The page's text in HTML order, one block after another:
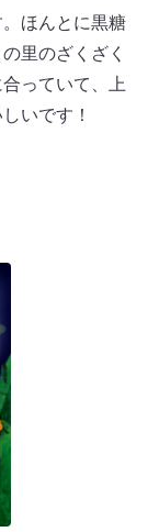
ほんとに黒糖
里のざくざく
っていて、上
いです！